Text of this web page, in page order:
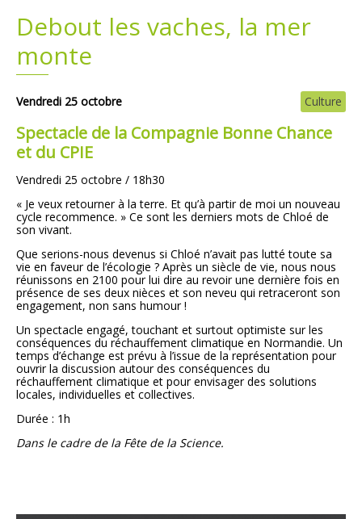
Debout les vaches, la mer
monte
Vendredi 25 octobre Culture
Spectacle de la Compagnie Bonne Chance
et du CPIE
Vendredi 25 octobre / 18h30
« Je veux retourner à la terre. Et qu’à partir de moi un nouveau
cycle recommence. » Ce sont les derniers mots de Chloé de
son vivant.
Que serions-nous devenus si Chloé n’avait pas lutté toute sa
vie en faveur de l’écologie ? Après un siècle de vie, nous nous
réunissons en 2100 pour lui dire au revoir une dernière fois en
présence de ses deux nièces et son neveu qui retraceront son
engagement, non sans humour !
Un spectacle engagé, touchant et surtout optimiste sur les
conséquences du réchauffement climatique en Normandie. Un
temps d’échange est prévu à l’issue de la représentation pour
ouvrir la discussion autour des conséquences du
réchauffement climatique et pour envisager des solutions
locales, individuelles et collectives.
Durée : 1h
Dans le cadre de la Fête de la Science.
Plans
Demandes légales
Emploi
Marchés publics
Grands projets